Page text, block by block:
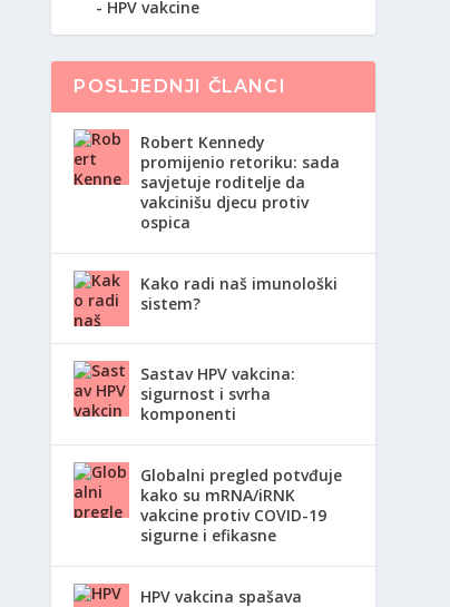
HPV vakcine
POSLJEDNJI ČLANCI
Robert Kennedy
promijenio retoriku: sada
savjetuje roditelje da
vakcinišu djecu protiv
ospica
Kako radi naš imunološki
sistem?
Sastav HPV vakcina:
sigurnost i svrha
komponenti
Globalni pregled potvđuje
kako su mRNA/iRNK
vakcine protiv COVID-19
sigurne i efikasne
HPV vakcina spašava